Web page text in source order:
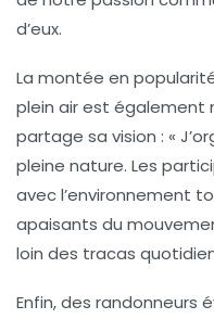
d’eux.
La montée en
plein airest également
partage sa vision : «
pleine nature. Les
avec l’environnement
apaisants du
loin des tracas
Enfin, des randonneurs